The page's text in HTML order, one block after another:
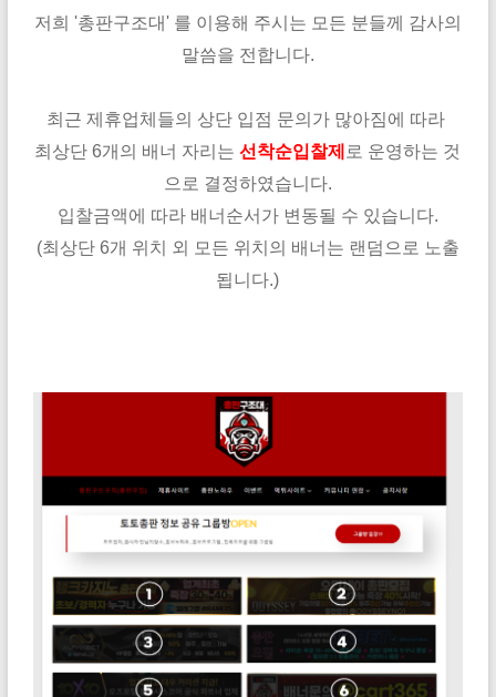
저희 '총판구조대' 를 이용해 주시는 모든 분들께 감사의
말씀을 전합니다.
최근 제휴업체들의 상단 입점 문의가 많아짐에 따라
최상단 6개의 배너 자리는선착순입찰제 로 운영하는 것
으로 결정하였습니다.
입찰금액에 따라 배너순서가 변동될 수 있습니다.
(최상단 6개 위치 외 모든 위치의 배너는 랜덤으로 노출
됩니다.)